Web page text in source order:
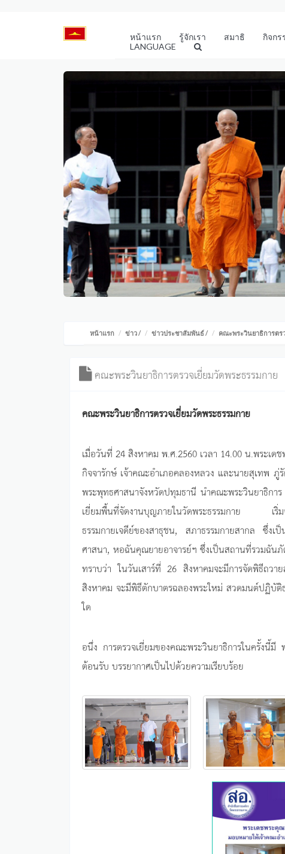
หน้าแรก รู้จักเรา สมาธิ กิจกร
LANGUAGE
หน้าแรก ข่าว/ ข่าวประชาสัมพันธ์ / คณะพระวินยาธิการตร
คณะพระวินยาธิการตรวจเยี่ยมวัดพระธรรมกาย
คณะพระวินยาธิการตรวจเยี่ยมวัดพระธรรมกาย
เมื่อวันที่ 24 สิงหาคม พ.ศ.2560 เวลา 14.00 น.พระเ
กิจจารักษ์ เจ้าคณะอำเภอคลองหลวง และนายสุเทพ
พระพุทธศาสนาจังหวัดปทุมธานี นำคณะพระวินยาธิกา
เยี่ยมพื้นที่จัดงานบุญภายในวัดพระธรรมกาย เริ่มจ
ธรรมกายเจดีย์ของสาธุชน, สภาธรรมกายสากล ซึ่งเ
ศาสนา, หอฉันคุณยายอาจารย์ฯ ซึ่งเป็นสถานที่รวมฉัน
ทราบว่า ในวันเสาร์ที่ 26 สิงหาคมจะมีการจัดพิธีถวา
สิงหาคม จะมีพิธีตักบาตรฉลองพระใหม่ สวดมนต์ปฏิบัติ
ใด
อนึ่ง การตรวจเยี่ยมของคณะพระวินยาธิการในครั้ง
ต้อนรับ บรรยากาศเป็นไปด้วยความเรียบร้อย